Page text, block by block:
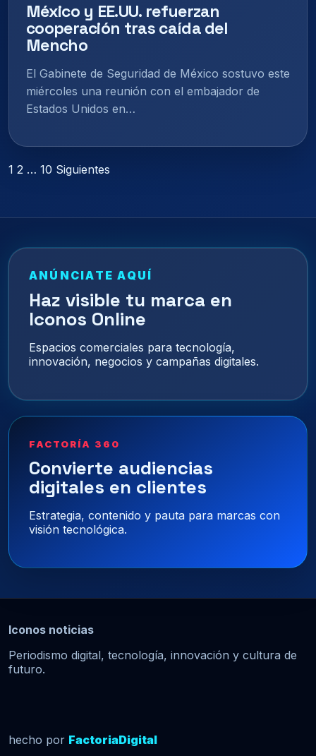
México y EE.UU. refuerzan
cooperación tras caída del
Mencho
El Gabinete de Seguridad de México sostuvo este
miércoles una reunión con el embajador de
Estados Unidos en…
Paginación
entradas
1 2 … 10 Siguientes
ANÚNCIATE AQUÍ
Haz visible tu marca en
Iconos Online
Espacios comerciales para tecnología,
innovación, negocios y campañas digitales.
FACTORÍA 360
Convierte audiencias
digitales en clientes
Estrategia, contenido y pauta para marcas con
visión tecnológica.
Iconos noticias
Periodismo digital, tecnología, innovación y cultura de
futuro.
hecho por FactoriaDigital